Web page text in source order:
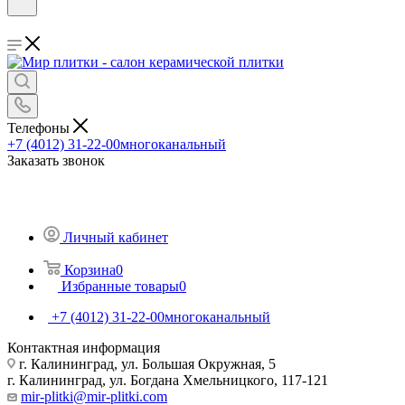
Телефоны
+7 (4012) 31-22-00многоканальный
Заказать звонок
Личный кабинет
Корзина0
Избранные товары0
+7 (4012) 31-22-00многоканальный
Контактная информация
г. Калининград, ул. Большая Окружная, 5
г. Калининград, ул. Богдана Хмельницкого, 117-121
mir-plitki@mir-plitki.com